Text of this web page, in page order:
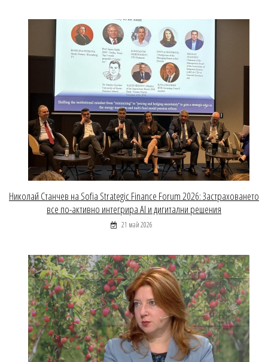
Николай Станчев на Sofia Strategic Finance Forum 2026: Застраховането
все по-активно интегрира AI и дигитални решения
21 май 2026